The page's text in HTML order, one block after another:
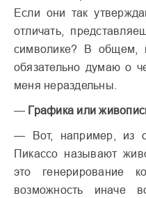
Если они так
отличать,
символике? В
обязательно думаю о
меня нераздельны.
— Графика или
— Вот, например, из
Пикассо называют
это генерирование
возможность иначе